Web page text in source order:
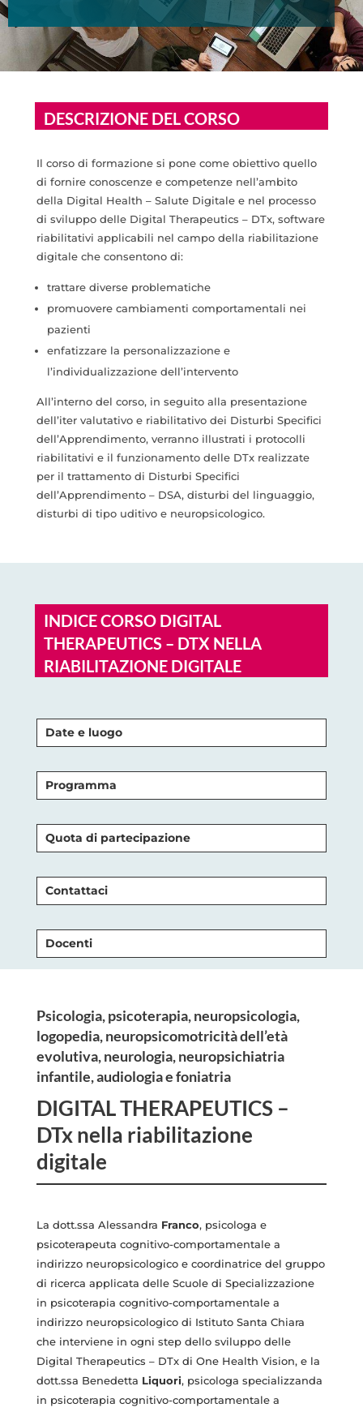
DESCRIZIONE DEL CORSO
Il corso di formazione si pone come obiettivo quello
di fornire conoscenze e competenze nell’ambito
della Digital Health – Salute Digitale e nel processo
di sviluppo delle Digital Therapeutics – DTx, software
riabilitativi applicabili nel campo della riabilitazione
digitale che consentono di:
trattare diverse problematiche
promuovere cambiamenti comportamentali nei
pazienti
enfatizzare la personalizzazione e
l’individualizzazione dell’intervento
All’interno del corso, in seguito alla presentazione
dell’iter valutativo e riabilitativo dei Disturbi Specifici
dell’Apprendimento, verranno illustrati i protocolli
riabilitativi e il funzionamento delle DTx realizzate
per il trattamento di Disturbi Specifici
dell’Apprendimento – DSA, disturbi del linguaggio,
disturbi di tipo uditivo e neuropsicologico.
INDICE CORSO DIGITAL
THERAPEUTICS – DTX NELLA
RIABILITAZIONE DIGITALE
Date e luogo
Programma
Quota di partecipazione
Contattaci
Docenti
Psicologia, psicoterapia, neuropsicologia,
logopedia, neuropsicomotricità dell’età
evolutiva, neurologia, neuropsichiatria
infantile, audiologia e foniatria
DIGITAL THERAPEUTICS –
DTx nella riabilitazione
digitale
La dott.ssa Alessandra Franco, psicologa e
psicoterapeuta cognitivo-comportamentale a
indirizzo neuropsicologico e coordinatrice del gruppo
di ricerca applicata delle Scuole di Specializzazione
in psicoterapia cognitivo-comportamentale a
indirizzo neuropsicologico di Istituto Santa Chiara
che interviene in ogni step dello sviluppo delle
Digital Therapeutics – DTx di One Health Vision, e la
dott.ssa Benedetta Liquori, psicologa specializzanda
in psicoterapia cognitivo-comportamentale a